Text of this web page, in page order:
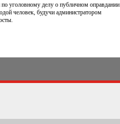
по уголовному делу о публичном оправдании
человек, будучи администратором